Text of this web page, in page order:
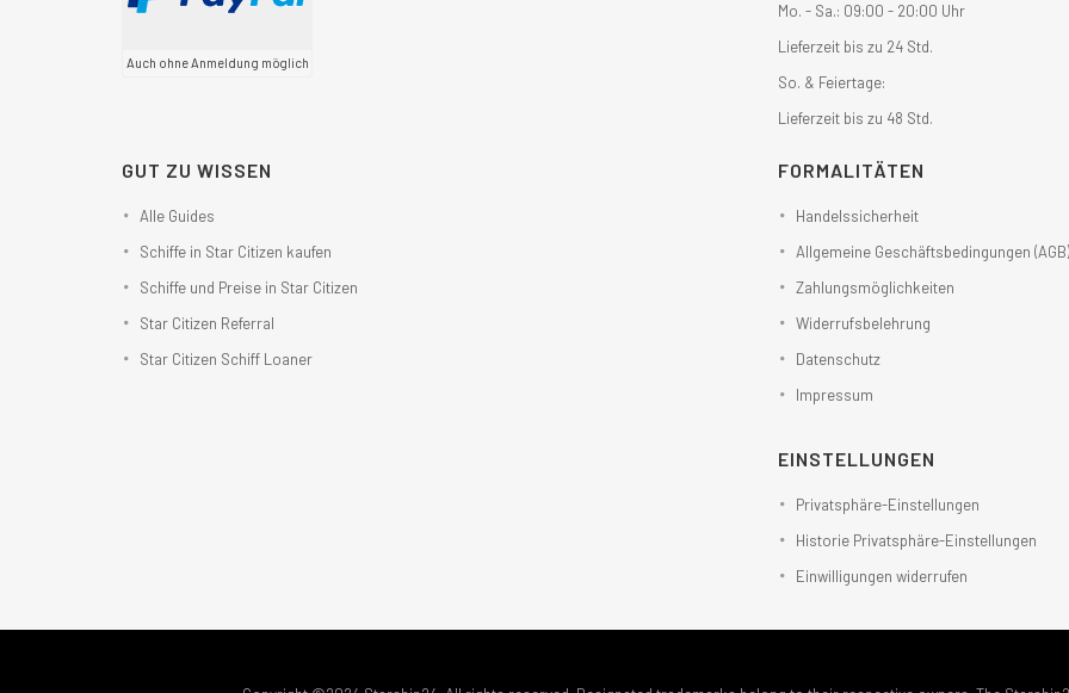
Auch ohne Anmeldung möglich
Mo. - Sa.: 09:00 - 20:00 Uhr
Lieferzeit bis zu 24 Std.
So. & Feiertage:
Lieferzeit bis zu 48 Std.
GUT ZU WISSEN
Alle Guides
Schiffe in Star Citizen kaufen
Schiffe und Preise in Star Citizen
Star Citizen Referral
Star Citizen Schiff Loaner
FORMALITÄTEN
Handelssicherheit
Allgemeine Geschäftsbedingungen (AGB)
Zahlungsmöglichkeiten
Widerrufsbelehrung
Datenschutz
Impressum
EINSTELLUNGEN
Privatsphäre-Einstellungen
Historie Privatsphäre-Einstellungen
Einwilligungen widerrufen